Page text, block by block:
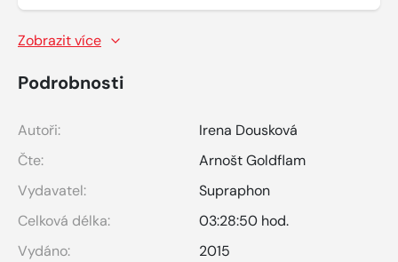
Zobrazit více
Podrobnosti
Autoři:
Irena Dousková
Čte:
Arnošt Goldflam
Vydavatel:
Supraphon
Celková délka:
03:28:50 hod.
Vydáno:
2015